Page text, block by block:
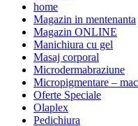
home
Magazin in mentenanta
Magazin ONLINE
Manichiura cu gel
Masaj corporal
Microdermabraziune
Micropigmentare –
Oferte Speciale
Olaplex
Pedichiura